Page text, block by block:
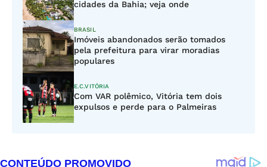
cidades da Bahia; veja onde
BRASIL
Imóveis abandonados serão tomados
pela prefeitura para virar moradias
populares
E.C.VITÓRIA
Com VAR polêmico, Vitória tem dois
expulsos e perde para o Palmeiras